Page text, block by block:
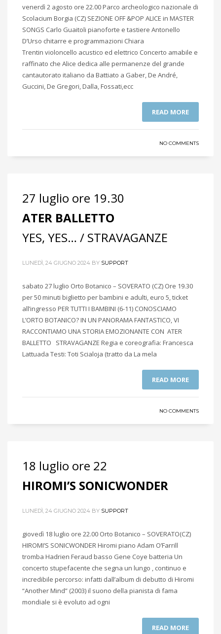
venerdì 2 agosto ore 22.00 Parco archeologico nazionale di
Scolacium Borgia (CZ) SEZIONE OFF &POP ALICE in MASTER
SONGS Carlo Guaitoli pianoforte e tastiere Antonello
D’Urso chitarre e programmazioni Chiara
Trentin violoncello acustico ed elettrico Concerto amabile e
raffinato che Alice dedica alle permanenze del grande
cantautorato italiano da Battiato a Gaber, De André,
Guccini, De Gregori, Dalla, Fossati,ecc
READ MORE
NO COMMENTS
27 luglio ore 19.30
ATER BALLETTO
YES, YES… / STRAVAGANZE
LUNEDÌ, 24 GIUGNO 2024 BY SUPPORT
sabato 27 luglio Orto Botanico – SOVERATO (CZ) Ore 19.30
per 50 minuti biglietto per bambini e adulti, euro 5, ticket
all’ingresso PER TUTTI I BAMBINI (6-11) CONOSCIAMO
L’ORTO BOTANICO? IN UN PANORAMA FANTASTICO, VI
RACCONTIAMO UNA STORIA EMOZIONANTE CON ATER
BALLETTO STRAVAGANZE Regia e coreografia: Francesca
Lattuada Testi: Toti Scialoja (tratto da La mela
READ MORE
NO COMMENTS
18 luglio ore 22
HIROMI’S SONICWONDER
LUNEDÌ, 24 GIUGNO 2024 BY SUPPORT
giovedì 18 luglio ore 22.00 Orto Botanico – SOVERATO(CZ)
HIROMI’S SONICWONDER Hiromi piano Adam O’Farrill
tromba Hadrien Feraud basso Gene Coye batteria Un
concerto stupefacente che segna un lungo , continuo e
incredibile percorso: infatti dall’album di debutto di Hiromi
“Another Mind” (2003) il suono della pianista di fama
mondiale si è evoluto ad ogni
READ MORE